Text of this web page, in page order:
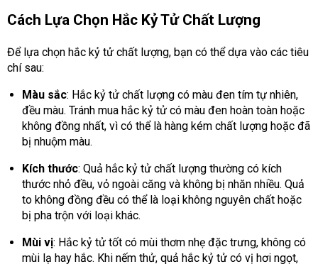
Cách Lựa Chọn Hắc Kỷ Tử Chất Lượng
Để lựa chọn hắc kỷ tử chất lượng, bạn có thể dựa vào các tiêu
chí sau:
Màu sắc: Hắc kỷ tử chất lượng có màu đen tím tự nhiên,
đều màu. Tránh mua hắc kỷ tử có màu đen hoàn toàn hoặc
không đồng nhất, vì có thể là hàng kém chất lượng hoặc đã
bị nhuộm màu.
Kích thước: Quả hắc kỷ tử chất lượng thường có kích
thước nhỏ đều, vỏ ngoài căng và không bị nhăn nhiều. Quả
to không đồng đều có thể là loại không nguyên chất hoặc
bị pha trộn với loại khác.
Mùi vị: Hắc kỷ tử tốt có mùi thơm nhẹ đặc trưng, không có
mùi lạ hay hắc. Khi nếm thử, quả hắc kỷ tử có vị hơi ngọt,